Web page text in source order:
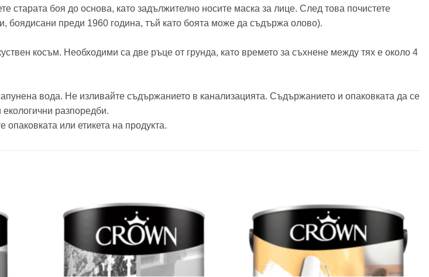
боя до основа, като задължително носите маска за лице. След това почистете
боядисани преди 1960 година, тъй като боята може да съдържа олово).
косъм. Необходими са две ръце от грунда, като времето за съхнене между тях е около 4
вода. Не изливайте съдържанието в канализацията. Съдържанието и опаковката да се
разпоредби.
или етикета на продукта.